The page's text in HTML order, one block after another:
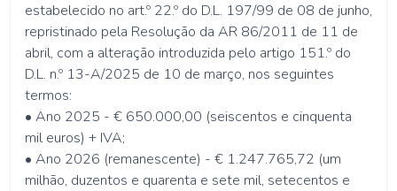
estabelecido no art.º 22.º do D.L. 197/99 de 08 de junho,
repristinado pela Resolução da AR 86/2011 de 11 de
abril, com a alteração introduzida pelo artigo 151.º do
D.L. n.º 13-A/2025 de 10 de março, nos seguintes
termos:
• Ano 2025 - € 650.000,00 (seiscentos e cinquenta
mil euros) + IVA;
• Ano 2026 (remanescente) - € 1.247.765,72 (um
milhão, duzentos e quarenta e sete mil, setecentos e